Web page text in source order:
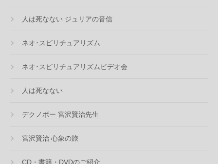
人は死なない ジュリアの音信
ネオ･スピリチュアリズム
ネオ･スピリチュアリズムビデオ会
人は死なない
デクノボー 宮沢賢治先生
宮沢賢治 心象の旅
CD・書籍・DVDのご紹介